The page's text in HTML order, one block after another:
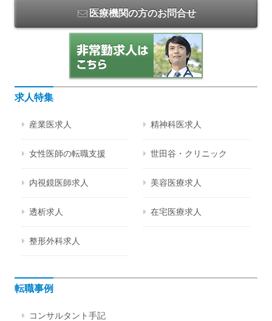
医療機関の方のお問合せ
求人特集
産業医求人 精神科医求人
女性医師の転職支援 世田谷・クリニック
内視鏡医師求人 美容医療求人
透析求人 在宅医療求人
整形外科求人
転職事例
コンサルタント手記